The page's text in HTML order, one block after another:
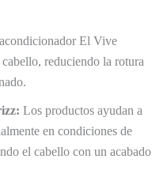
El Vive
reduciendo la rotura
Los productos ayudan a
en condiciones de
el cabello con un acabado